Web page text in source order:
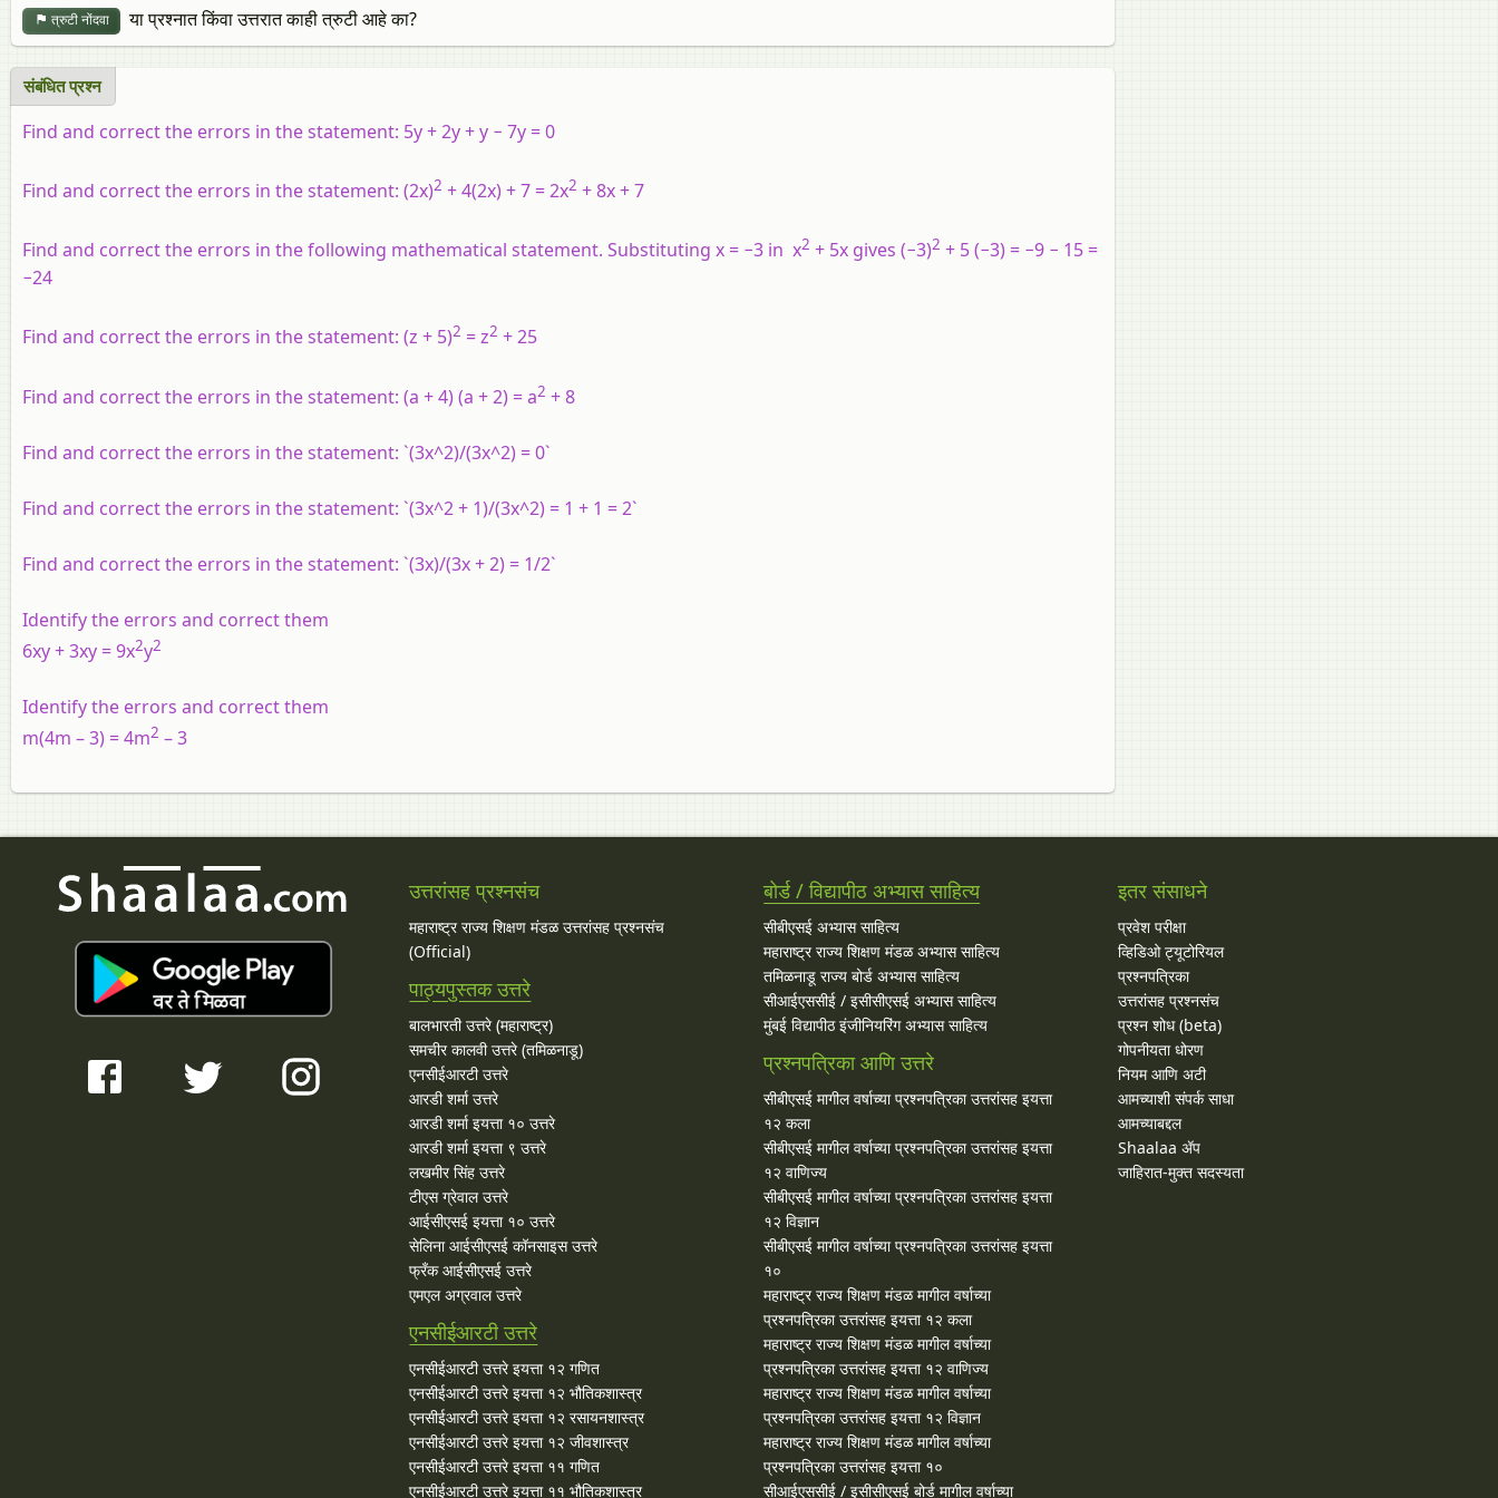
त्रुटी नोंदवा या प्रश्नात किंवा उत्तरात काही त्रुटी आहे का?
संबंधित प्रश्‍न
Find and correct the errors in the statement: 5y+ 2y+y − 7y = 0
Find and correct the errors in the statement: (2x)2 + 4(2x) + 7 = 2x2 + 8x+ 7
Find and correct the errors in the following mathematical statement. Substituting x = −3 in x2 + 5x gives (−3)2 + 5 (−3) = −9 − 15 =
−24
Find and correct the errors in the statement: (z + 5)2 =z2 + 25
Find and correct the errors in the statement: (a + 4) (a + 2) =a2 + 8
Find and correct the errors in the statement: `(3x^2)/(3x^2) = 0`
Find and correct the errors in the statement: `(3x^2 + 1)/(3x^2) = 1 + 1 = 2`
Find and correct the errors in the statement: `(3x)/(3x + 2) = 1/2`
Identify the errors and correct them
6xy + 3xy = 9x2y2
Identify the errors and correct them
m(4m – 3) = 4m2 – 3
उत्तरांसह प्रश्नसंच
महाराष्ट्र राज्य शिक्षण मंडळ उत्तरांसह प्रश्नसंच
(Official)
पाठ्यपुस्तक उत्तरे
बालभारती उत्तरे (महाराष्ट्र)
समचीर कालवी उत्तरे (तमिळनाडू)
एनसीईआरटी उत्तरे
आरडी शर्मा उत्तरे
आरडी शर्मा इयत्ता १० उत्तरे
आरडी शर्मा इयत्ता ९ उत्तरे
लखमीर सिंह उत्तरे
टीएस ग्रेवाल उत्तरे
आईसीएसई इयत्ता १० उत्तरे
सेलिना आईसीएसई कॉनसाइस उत्तरे
फ्रँक आईसीएसई उत्तरे
एमएल अग्रवाल उत्तरे
एनसीईआरटी उत्तरे
एनसीईआरटी उत्तरे इयत्ता १२ गणित
एनसीईआरटी उत्तरे इयत्ता १२ भौतिकशास्त्र
एनसीईआरटी उत्तरे इयत्ता १२ रसायनशास्त्र
एनसीईआरटी उत्तरे इयत्ता १२ जीवशास्त्र
एनसीईआरटी उत्तरे इयत्ता ११ गणित
एनसीईआरटी उत्तरे इयत्ता ११ भौतिकशास्त्र
बोर्ड / विद्यापीठ अभ्यास साहित्य
सीबीएसई अभ्यास साहित्य
महाराष्ट्र राज्य शिक्षण मंडळ अभ्यास साहित्य
तमिळनाडू राज्य बोर्ड अभ्यास साहित्य
सीआईएससीई / इसीसीएसई अभ्यास साहित्य
मुंबई विद्यापीठ इंजीनियरिंग अभ्यास साहित्य
प्रश्नपत्रिका आणि उत्तरे
सीबीएसई मागील वर्षाच्या प्रश्‍नपत्रिका उत्तरांसह इयत्ता
१२ कला
सीबीएसई मागील वर्षाच्या प्रश्‍नपत्रिका उत्तरांसह इयत्ता
१२ वाणिज्य
सीबीएसई मागील वर्षाच्या प्रश्‍नपत्रिका उत्तरांसह इयत्ता
१२ विज्ञान
सीबीएसई मागील वर्षाच्या प्रश्‍नपत्रिका उत्तरांसह इयत्ता
१०
महाराष्ट्र राज्य शिक्षण मंडळ मागील वर्षाच्या
प्रश्‍नपत्रिका उत्तरांसह इयत्ता १२ कला
महाराष्ट्र राज्य शिक्षण मंडळ मागील वर्षाच्या
प्रश्‍नपत्रिका उत्तरांसह इयत्ता १२ वाणिज्य
महाराष्ट्र राज्य शिक्षण मंडळ मागील वर्षाच्या
प्रश्‍नपत्रिका उत्तरांसह इयत्ता १२ विज्ञान
महाराष्ट्र राज्य शिक्षण मंडळ मागील वर्षाच्या
प्रश्‍नपत्रिका उत्तरांसह इयत्ता १०
सीआईएससीई / इसीसीएसई बोर्ड मागील वर्षाच्या
इतर संसाधने
प्रवेश परीक्षा
व्हिडिओ ट्यूटोरियल
प्रश्नपत्रिका
उत्तरांसह प्रश्नसंच
प्रश्न शोध (beta)
गोपनीयता धोरण
नियम आणि अटी
आमच्याशी संपर्क साधा
आमच्याबद्दल
Shaalaa ॲप
जाहिरात-मुक्त सदस्यता